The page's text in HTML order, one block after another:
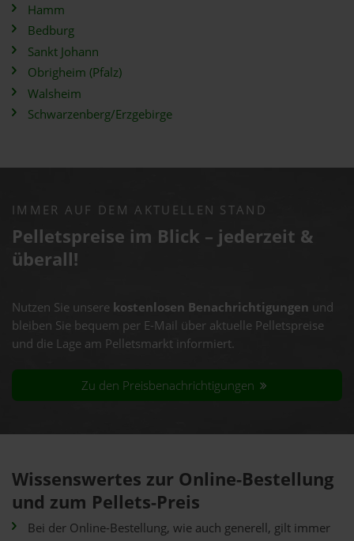
Hamm
Bedburg
Sankt Johann
Obrigheim (Pfalz)
Walsheim
Schwarzenberg/Erzgebirge
IMMER AUF DEM AKTUELLEN STAND
Pelletspreise im Blick – jederzeit &
überall!
Nutzen Sie unsere kostenlosen Benachrichtigungen und
bleiben Sie bequem per E-Mail über aktuelle Pelletspreise
und die Lage am Pelletsmarkt informiert.
Zu den Preisbenachrichtigungen
Wissenswertes zur Online-Bestellung
und zum Pellets-Preis
Bei der Online-Bestellung, wie auch generell, gilt immer